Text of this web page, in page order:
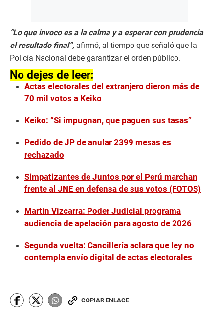
“Lo que invoco es a la calma y a esperar con prudencia
el resultado final”, afirmó, al tiempo que señaló que la
Policía Nacional debe garantizar el orden público.
No dejes de leer:
Actas electorales del extranjero dieron más de
70 mil votos a Keiko
Keiko: “Si impugnan, que paguen sus tasas”
Pedido de JP de anular 2399 mesas es
rechazado
Simpatizantes de Juntos por el Perú marchan
frente al JNE en defensa de sus votos (FOTOS)
Martín Vizcarra: Poder Judicial programa
audiencia de apelación para agosto de 2026
Segunda vuelta: Cancillería aclara que ley no
contempla envío digital de actas electorales
COPIAR ENLACE